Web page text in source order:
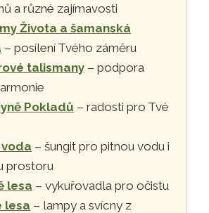
a různé zajímavosti
Života a šamanská
– posílení Tvého záměru
talismany – podpora
Pokladů – radosti pro Tvé
– šungit pro pitnou vodu i
prostoru
lesa – vykuřovadla pro očistu
lesa – lampy a svícny z